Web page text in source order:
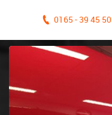
0165 - 39 45 50